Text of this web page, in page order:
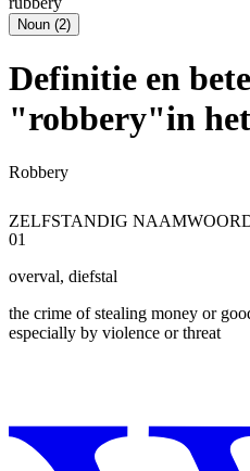
Noun (2)
Definitie en
"robbery"in
Robbery
ZELFSTANDIG
01
overval, diefstal
the crime of stealing money or
especially by violence or threat